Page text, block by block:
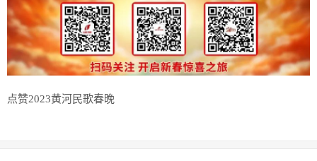
点赞2023黄河民歌春晚